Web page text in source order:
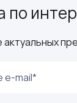
по
актуальных